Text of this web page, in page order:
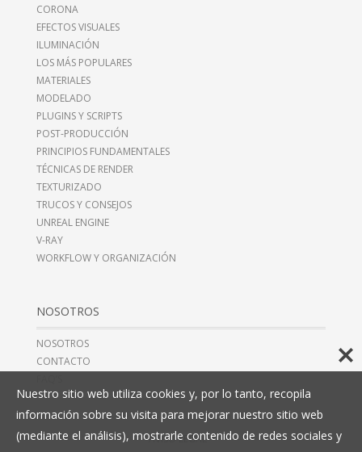
CORONA
EFECTOS VISUALES
ILUMINACIÓN
LOS MÁS POPULARES
MATERIALES
MODELADO
PLUGINS Y SCRIPTS
POST-PRODUCCIÓN
PRINCIPIOS FUNDAMENTALES
TÉCNICAS DE RENDER
TEXTURIZADO
TRUCOS Y CONSEJOS
UNREAL ENGINE
V-RAY
WORKFLOW Y ORGANIZACIÓN
NOSOTROS
NOSOTROS
CONTACTO
AVISO LEGAL
Nuestro sitio web utiliza cookies y, por lo tanto, recopila
información sobre su visita para mejorar nuestro sitio web
(mediante el análisis), mostrarle contenido de redes sociales y